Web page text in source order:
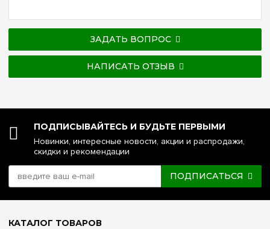
ЗАДАТЬ ВОПРОС
НАПИСАТЬ ОТЗЫВ
ПОДПИСЫВАЙТЕСЬ И БУДЬТЕ ПЕРВЫМИ
Новинки, интересные новости, акции и распродажи,
скидки и рекомендации
ПОДПИСАТЬСЯ
КАТАЛОГ ТОВАРОВ